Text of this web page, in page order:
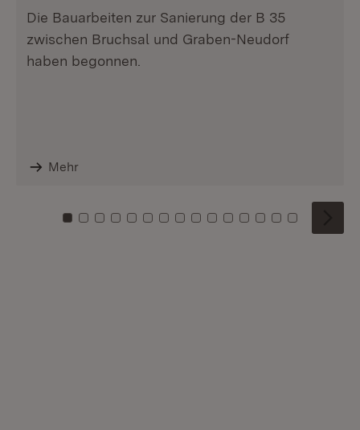
Die Bauarbeiten zur Sanierung der B 35
zwischen Bruchsal und Graben-Neudorf
haben begonnen.
Mehr
Zu Kachel: 0
Zu Kachel: 1
Zu Kachel: 2
Zu Kachel: 3
Zu Kachel: 4
Zu Kachel: 5
Zu Kachel: 6
Zu Kachel: 7
Zu Kachel: 8
Zu Kachel: 9
Zu Kachel: 10
Zu Kachel: 11
Zu Kachel: 12
Zu Kachel:
Zu